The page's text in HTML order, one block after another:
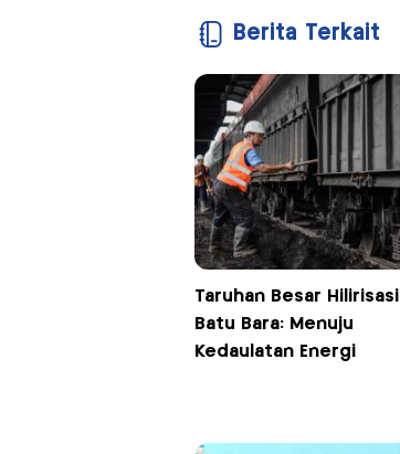
Berita Terkait
Taruhan Besar Hilirisasi
Batu Bara: Menuju
Kedaulatan Energi